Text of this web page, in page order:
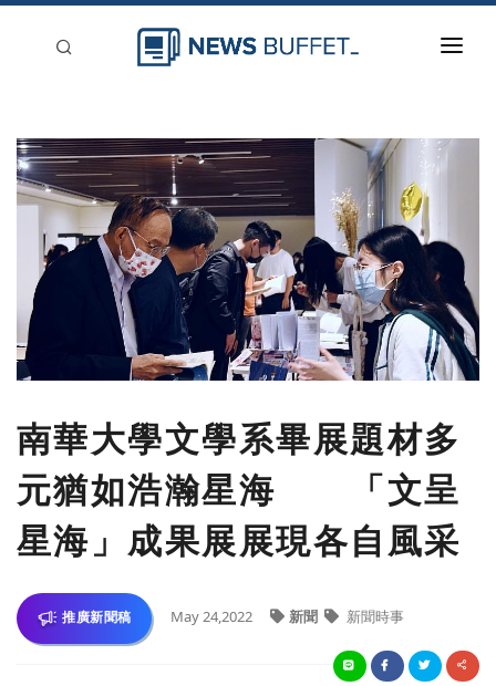
新聞稿分類
登入
刊登
南華大學文學系畢展題材多
元猶如浩瀚星海 「文呈
星海」成果展展現各自風采
推廣新聞稿 May 24,2022 新聞 新聞時事